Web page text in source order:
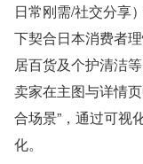
日常刚需/社交分享
下契合日本消费者
居百货及个护清洁
卖家在主图与详情页
合场景”，通过可视
化。